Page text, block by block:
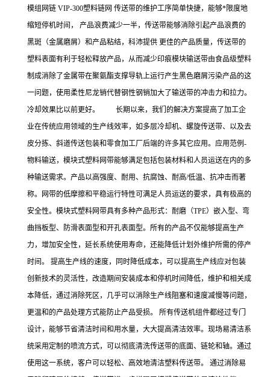
模组网链 VIP-300塑料链网 传送带的维护工序简单快捷，能够*限度地
缩短停机时间， 产品浪费减少一半，传送带能够消除引起产品浪费的
黑斑（金属磨屑）和产品粘结，科沛提供 更佳的产品质量，传送带的
塑料表面有利于轻松释放产品，从而减少印痕模块输送带由食品级塑料
制成消除了金属带在聚氨酯支撑导轨上运行产生黑色磨屑污染产品的这
一问题，使用柔性尼龙销代替钢性钢销加大了输送带的冲击力和拉力。
冷却效果比以前更好。 长期以来，我们的解决方案提高了加工企
业在传统应用领域的生产线效率，如多层冷却机、螺旋传送带、以及去
皮分拣、斜道传送包装和零食加工厂后端的许多其它应用。应用范例-
物料输送，模块式塑料网带能够满足包括包装材料和人员运送在内的多
种输送需求。产品以高强度、耐用、抗腐蚀、耐高/低温、抗冲击而著
称。网带的低摩擦和平稳运行特性可满足人员运送的要求，具有极高的
安全性。模块式塑料网带具有多种产品形式：耐磨（TPE）嵌入型、弯
曲挡板型、防滑表面型和开孔表面型。所有的产品不仅能够提高生产
力，增加安全性，延长系统使用寿命，还能降低计划外维护所需的停产
时间。 提高生产线的速度，同时降低成本，可以提高生产线应对包装
创新技术的灵活性，改造期间安装成本和停机时间降低，维护和相关成
本降低，通过消除死区，几乎可以消除生产线阻塞和速度减慢等问题，
更温和的产品处理方式能防止产品受损。 所有传送机组件都经过专门
设计，能够节省清洁时间和用水量，大大提高清洁效率。现场易清洁系
统采用定制的喷流方式，可以彻底清洗传送带的底面、链轮和轴。通过
使用这一系统，客户可以轻松、高效地清洁塑料传送带。 通过消除易